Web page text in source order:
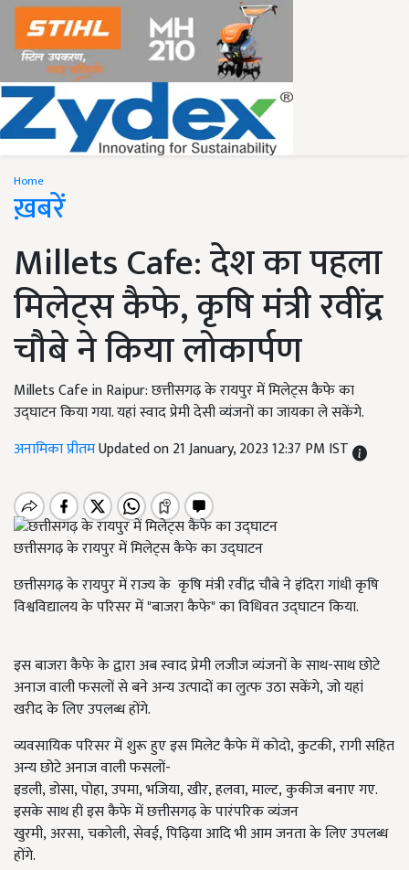
Home
ख़बरें
Millets Cafe: देश का पहला
मिलेट्स कैफे, कृषि मंत्री रवींद्र
चौबे ने किया लोकार्पण
Millets Cafe in Raipur: छत्तीसगढ़ के रायपुर में मिलेट्स कैफे का
उद्घाटन किया गया. यहां स्वाद प्रेमी देसी व्यंजनों का जायका ले सकेंगे.
अनामिका प्रीतमUpdated on 21 January, 2023 12:37 PM IST
छत्तीसगढ़ के रायपुर में मिलेट्स कैफे का उद्घाटन
छत्तीसगढ़ के रायपुर में राज्य के कृषि मंत्री रवींद्र चौबे ने इंदिरा गांधी कृषि
विश्वविद्यालय के परिसर में "बाजरा कैफे" का विधिवत उद्घाटन किया.
इस बाजरा कैफे के द्वारा अब स्वाद प्रेमी लजीज व्यंजनों के साथ-साथ छोटे
अनाज वाली फसलों से बने अन्य उत्पादों का लुत्फ उठा सकेंगे,जो यहां
खरीद के लिए उपलब्ध होंगे.
व्यवसायिक परिसर में शुरू हुए इस मिलेट कैफे में कोदो,कुटकी,रागी सहित
अन्य छोटे अनाज वाली फसलों-
इडली,डोसा,पोहा,उपमा,भजिया,खीर,हलवा,माल्ट,कुकीज बनाए गए.
इसके साथ ही इस कैफे में छत्तीसगढ़ के पारंपरिक व्यंजन
खुरमी,अरसा,चकोली,सेवई,पिढ़िया आदि भी आम जनता के लिए उपलब्ध
होंगे.